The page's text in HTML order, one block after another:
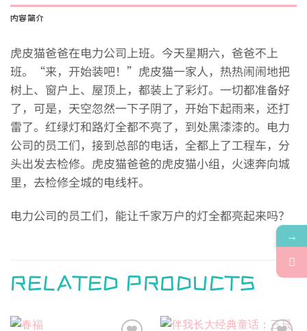
内容简介
虎皮猫爸爸在电力公司上班。今天星期六，爸爸不上
班。“来，开始装吧！”虎皮猫一家人，热热闹闹地把
树上、窗户上、屋顶上，都装上了彩灯。一切都准备好
了，可是，天空忽然一下子阴了，开始下起雨来，还打
雷了。红绿灯和路灯全都不亮了，到处黑漆漆的。电力
公司的员工们，接到总部的电话，全都上了工程车，分
头出发去检修。虎皮猫爸爸的虎皮猫小组，火速奔向城
里，去检修全城的电线杆。
电力公司的员工们，能让千家万户的灯全都亮起来吗？
RELATED PRODUCTS
→